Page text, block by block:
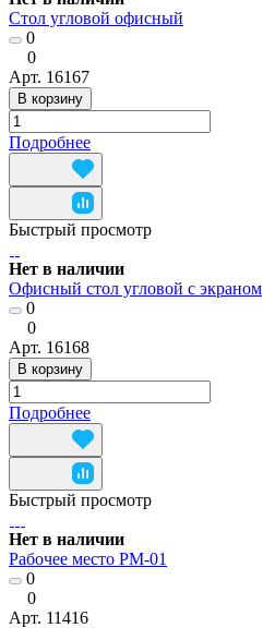
Стол угловой офисный
0
0
Арт. 16167
В корзину
Подробнее
Быстрый просмотр
Нет в наличии
Офисный стол угловой с экраном
0
0
Арт. 16168
В корзину
Подробнее
Быстрый просмотр
Нет в наличии
Рабочее место РМ-01
0
0
Арт. 11416